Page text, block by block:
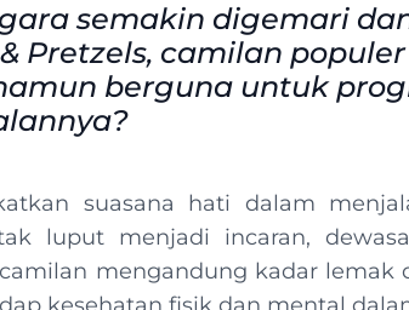
semakin digemari
Pretzels, camilan
berguna untuk
suasana hati dalam
luput menjadi incaran,
mengandung kadar